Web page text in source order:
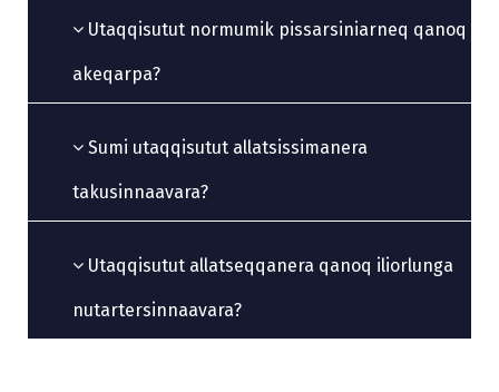
Utaqqisutut normumik pissarsiniarneq qanoq
akeqarpa?
Sumi utaqqisutut allatsissimanera
takusinnaavara?
Utaqqisutut allatseqqanera qanoq iliorlunga
nutartersinnaavara?